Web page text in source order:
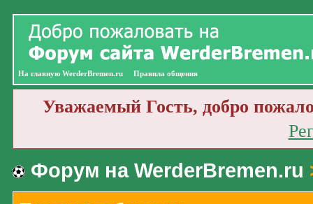
На главную WerderBremen.ru Правила общения
Уважаемый Гость, добро
Форум на WerderBremen.ru